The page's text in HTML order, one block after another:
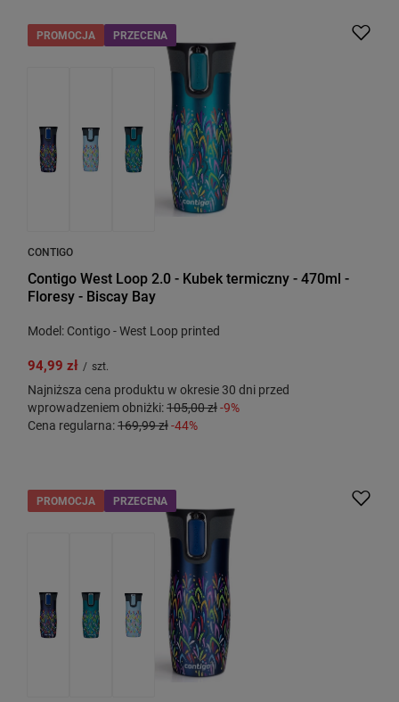
PROMOCJA PRZECENA
CONTIGO
Contigo West Loop 2.0 - Kubek termiczny - 470ml -
Floresy - Biscay Bay
Model: Contigo - West Loop printed
94,99 zł / szt.
Najniższa cena produktu w okresie 30 dni przed
wprowadzeniem obniżki:105,00 zł-9%
Cena regularna:169,99 zł-44%
PROMOCJA PRZECENA